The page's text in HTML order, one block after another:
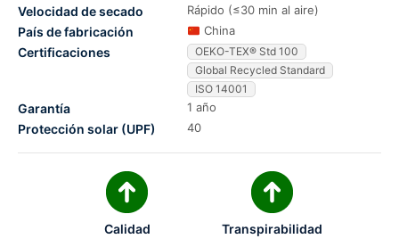
Velocidad de secado Rápido (≤30 min al aire)
País de fabricación China
Certificaciones
OEKO-TEX® Std 100
Global Recycled Standard
ISO 14001
Garantía 1 año
Protección solar (UPF) 40
Calidad Transpirabilidad